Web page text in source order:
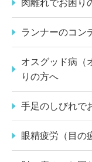
肉離れでお困り
ランナーのコン
オスグッド病（
りの方へ
手足のしびれで
眼精疲労（目の